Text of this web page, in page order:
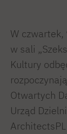
W
w sali
Kultury
Otwartych
Urząd